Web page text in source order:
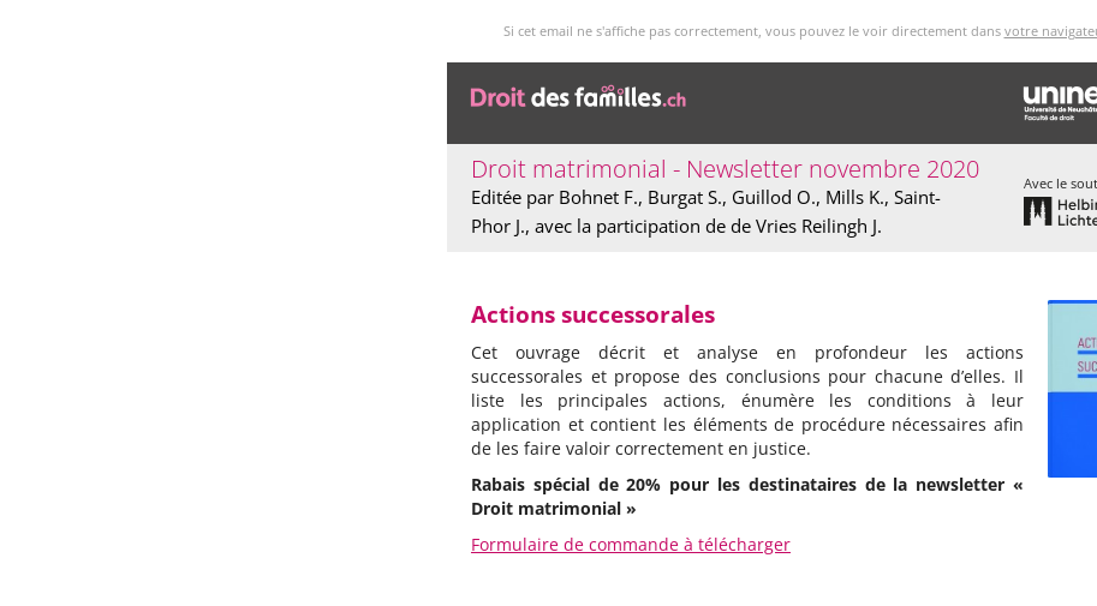
Si cet email ne s'affiche pas correctement, vous pouvez le voir directement dans votre
Droit matrimonial - Newsletter novembre 2020
Editée par Bohnet F., Burgat S., Guillod O., Mills K., Saint-
Phor J., avec la participation de de Vries Reilingh J.
Avec le
Actions successorales
Cet ouvrage décrit et analyse en profondeur les actions
successorales et propose des conclusions pour chacune d’elles. Il
liste les principales actions, énumère les conditions à leur
application et contient les éléments de procédure nécessaires afin
de les faire valoir correctement en justice.
Rabais spécial de 20% pour les destinataires de la newsletter «
Droit matrimonial »
Formulaire de commande à télécharger